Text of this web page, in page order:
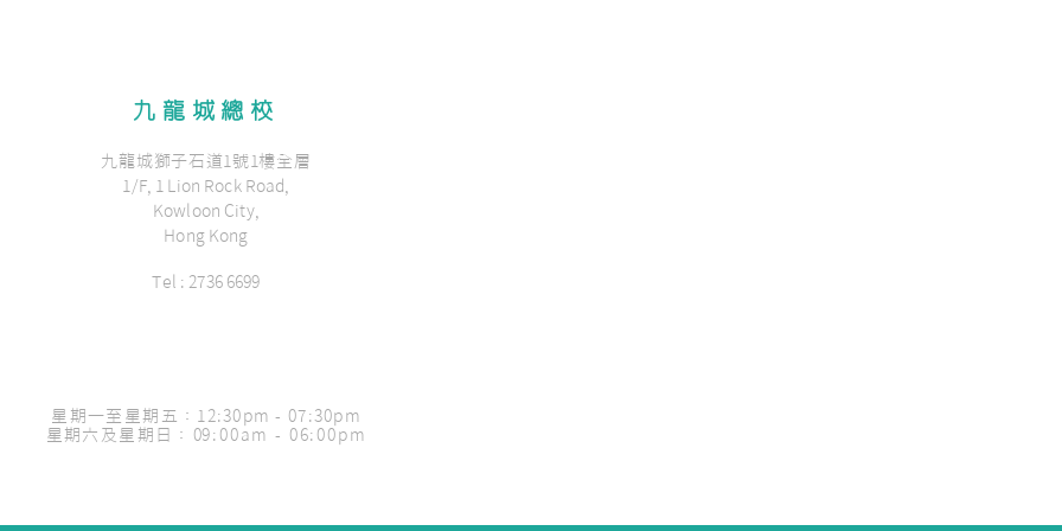
九龍城總校
九龍城獅子石道1號1樓全層
1/F, 1 Lion Rock Road,
Kowloon City,
Hong Kong
Tel : 2736 6699
星期一至星期五：
12:30pm - 07:30pm
星期六及星期日
： 09:00am - 06:00pm